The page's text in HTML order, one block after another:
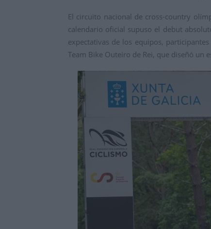
El circuito nacional de cross-country
calendario oficial supuso el debut
expectativas de los equipos,
Team Bike Outeiro de Rei, que diseñó un